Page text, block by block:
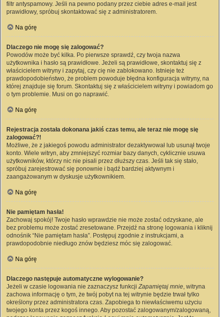
filtr antyspamowy. Jeśli na pewno podany przez ciebie adres e-mail jest
prawidłowy, spróbuj skontaktować się z administratorem.
Na górę
Dlaczego nie mogę się zalogować?
Powodów może być kilka. Po pierwsze sprawdź, czy twoja nazwa
użytkownika i hasło są prawidłowe. Jeżeli są prawidłowe, skontaktuj się z
właścicielem witryny i zapytaj, czy cię nie zablokowano. Istnieje też
prawdopodobieństwo, że problem powoduje błędna konfiguracja witryny, na
której znajduje się forum. Skontaktuj się z właścicielem witryny i powiadom go
o tym problemie. Musi on go naprawić.
Na górę
Rejestracja została dokonana jakiś czas temu, ale teraz nie mogę się
zalogować?!
Możliwe, że z jakiegoś powodu administrator dezaktywował lub usunął twoje
konto. Wiele witryn, aby zmniejszyć rozmiar bazy danych, cyklicznie usuwa
użytkowników, którzy nic nie pisali przez dłuższy czas. Jeśli tak się stało,
spróbuj zarejestrować się ponownie i bądź bardziej aktywnym i
zaangażowanym w dyskusje użytkownikiem.
Na górę
Nie pamiętam hasła!
Zachowaj spokój! Twoje hasło wprawdzie nie może zostać odzyskane, ale
bez problemu może zostać zresetowane. Przejdź na stronę logowania i kliknij
odnośnik “Nie pamiętam hasła”. Postępuj zgodnie z instrukcjami, a
prawdopodobnie niedługo znów będziesz móc się zalogować.
Na górę
Dlaczego następuje automatyczne wylogowanie?
Jeżeli w czasie logowania nie zaznaczysz funkcjiZapamiętaj mnie, witryna
zachowa informację o tym, że twój pobyt na tej witrynie będzie trwał tylko
określony przez administratora czas. Zapobiega to niewłaściwemu użyciu
twojego konta przez kogoś innego. Aby pozostać zalogowanym/zalogowaną,